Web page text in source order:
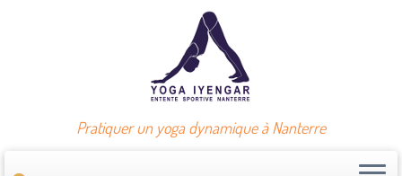
Pratiquer un yoga dynamique à Nanterre